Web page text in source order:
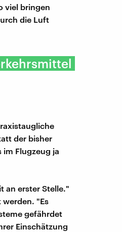
viel bringen
die Luft
der bisher
Flugzeug ja
an erster Stelle."
"Es
gefährdet
Einschätzung